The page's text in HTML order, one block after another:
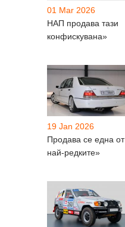
01 Mar 2026
НАП продава тази
конфискувана»
19 Jan 2026
Продава се една от
най-редките»